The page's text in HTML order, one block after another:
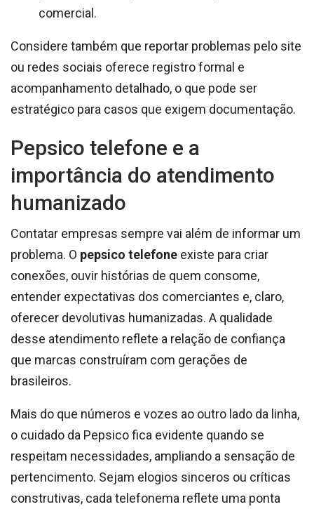
comercial.
Considere também que reportar problemas pelo site
ou redes sociais oferece registro formal e
acompanhamento detalhado, o que pode ser
estratégico para casos que exigem documentação.
Pepsico telefone e a
importância do atendimento
humanizado
Contatar empresas sempre vai além de informar um
problema. O pepsico telefone existe para criar
conexões, ouvir histórias de quem consome,
entender expectativas dos comerciantes e, claro,
oferecer devolutivas humanizadas. A qualidade
desse atendimento reflete a relação de confiança
que marcas construíram com gerações de
brasileiros.
Mais do que números e vozes ao outro lado da linha,
o cuidado da Pepsico fica evidente quando se
respeitam necessidades, ampliando a sensação de
pertencimento. Sejam elogios sinceros ou críticas
construtivas, cada telefonema reflete uma ponta